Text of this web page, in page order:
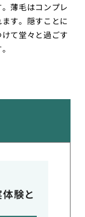
薄毛はコンプレ
す。隠すことに
て堂々と過ごす
験と